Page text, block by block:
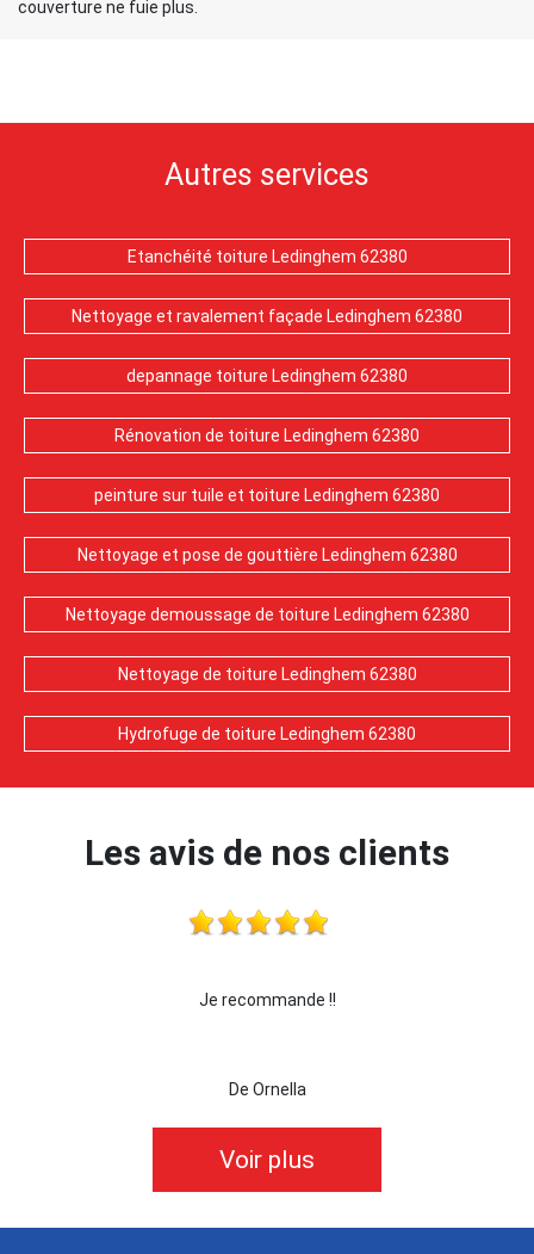
couverture ne fuie plus.
Autres services
Etanchéité toiture Ledinghem 62380
Nettoyage et ravalement façade Ledinghem 62380
depannage toiture Ledinghem 62380
Rénovation de toiture Ledinghem 62380
peinture sur tuile et toiture Ledinghem 62380
Nettoyage et pose de gouttière Ledinghem 62380
Nettoyage demoussage de toiture Ledinghem 62380
Nettoyage de toiture Ledinghem 62380
Hydrofuge de toiture Ledinghem 62380
Les avis de nos clients
Je recommande !!
De Ornella
Voir plus